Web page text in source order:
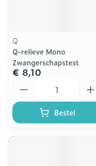
Q
Q-relieve Mono
Zwangerschapstest
€ 8,10
Bestel